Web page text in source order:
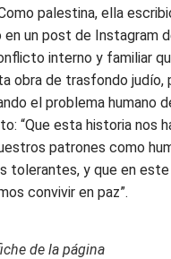
palestina, ella
un post de Instagram
interno y familiar
obra de trasfondo judío,
el problema humano
“Que esta historia nos
patrones como
tolerantes, y que en
convivir en paz”.
de la página